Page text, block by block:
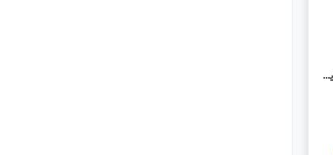
شاہراہِ فیصل کراچی میں 5 کمروں کا 10 مرلہ مکان 4.25 لاکھ میں کرایہ پر دستیاب ہے۔